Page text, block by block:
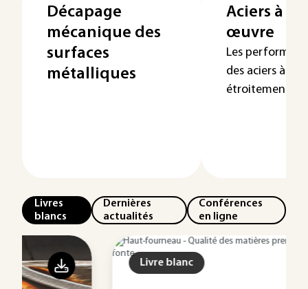
Décapage
mécanique des
surfaces
métalliques
Aciers à
œuvre
Les
des aciers à
étroitement
Livres
blancs
Dernières
actualités
Conférences
en ligne
Livre blanc